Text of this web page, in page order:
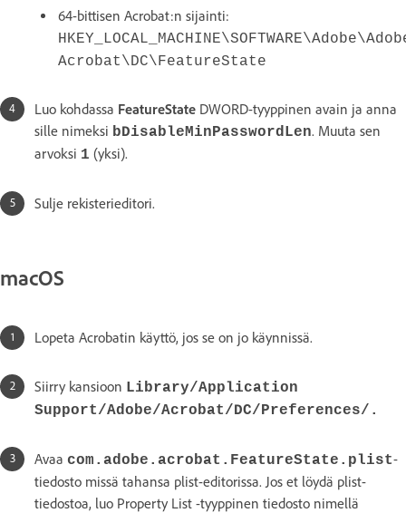
64-bittisen Acrobat:n sijainti:
Acrobat\DC\FeatureState
Luo kohdassa FeatureState DWORD-tyyppinen avain ja anna
sille nimeksi bDisableMinPasswordLen. Muuta sen
arvoksi 1 (yksi).
Sulje rekisterieditori.
macOS
Lopeta Acrobatin käyttö, jos se on jo käynnissä.
Siirry kansioon Library/Application
Support/Adobe/Acrobat/DC/Preferences/.
Avaa com.adobe.acrobat.FeatureState.plist-
tiedosto missä tahansa plist-editorissa. Jos et löydä plist-
tiedostoa, luo Property List -tyyppinen tiedosto nimellä